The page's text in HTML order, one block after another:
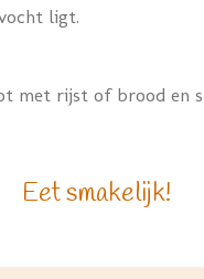
ligt.
met rijst of brood en
Eet smakelijk!